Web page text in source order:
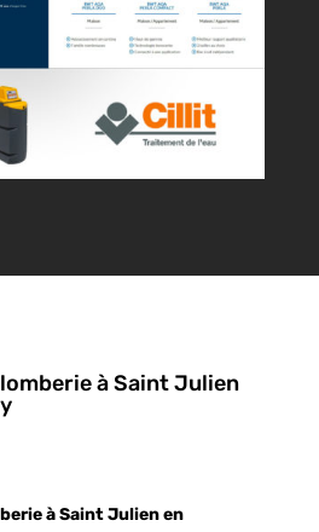
à Saint Julien
à Saint Julien en